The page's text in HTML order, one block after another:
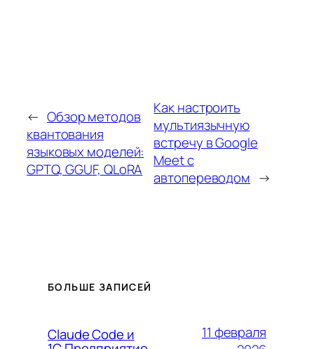
← Обзор методов
квантования
языковых моделей:
GPTQ, GGUF, QLoRA
Как настроить
мультиязычную
встречу в Google
Meet с
автопереводом →
БОЛЬШЕ ЗАПИСЕЙ
Claude Code и
11 февраля